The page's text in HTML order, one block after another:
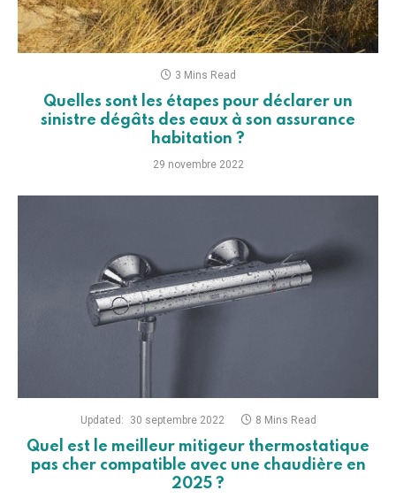
3 Mins Read
Quelles sont les étapes pour déclarer un
sinistre dégâts des eaux à son assurance
habitation ?
29 novembre 2022
Updated: 30 septembre 2022 8 Mins Read
Quel est le meilleur mitigeur thermostatique
pas cher compatible avec une chaudière en
2025 ?